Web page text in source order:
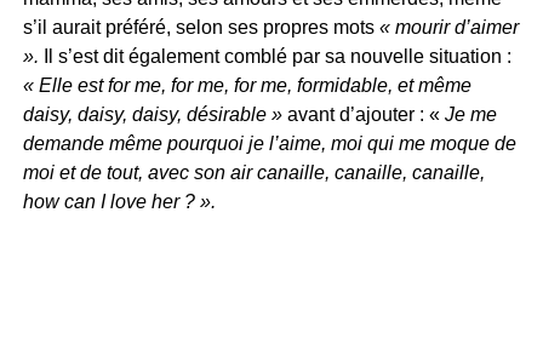
s’il aurait préféré, selon ses propres mots « mourir d’aimer
». Il s’est dit également comblé par sa nouvelle situation :
« Elle est for me, for me, for me, formidable, et même
daisy, daisy, daisy, désirable »avant d’ajouter : «Je me
demande même pourquoi je l’aime, moi qui me moque de
moi et de tout, avec son air canaille, canaille, canaille,
how can I love her ? ».